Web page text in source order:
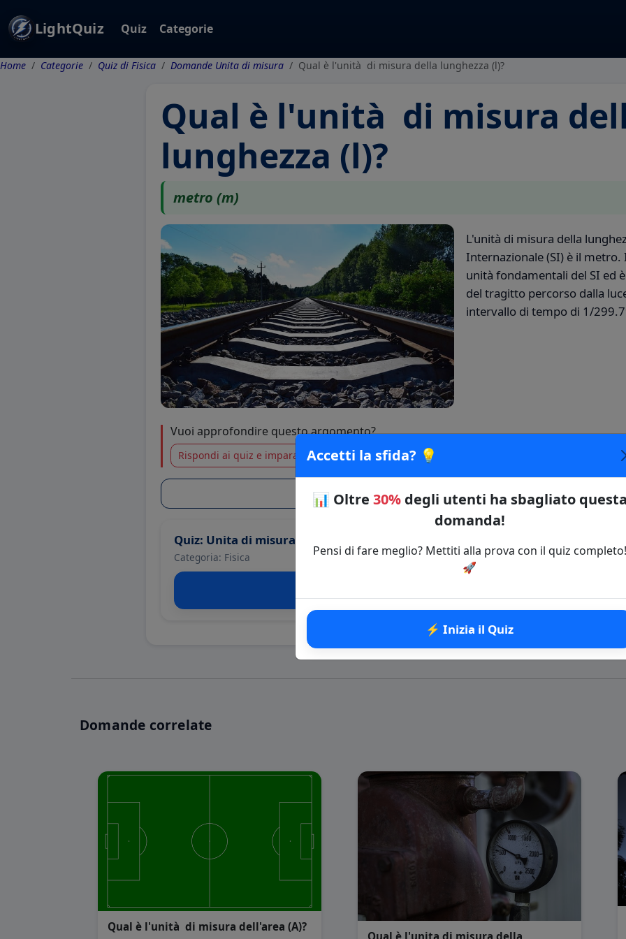
LightQuiz Quiz Categorie
Home Categorie Quiz di Fisica Domande Unita di misura Qual è l'unità di misura della lunghezza (l)?
Accetti la sfida? 💡
📊 Oltre 30%degli utenti ha sbagliato
domanda!
Pensi di fare meglio? Mettiti alla prova con il quiz completo!
🚀
⚡ Inizia il Quiz
Qual è l'unità di misura
lunghezza (l)?
metro (m)
L'unità di misura della
Internazionale (SI) è il
unità fondamentali del SI ed
del tragitto percorso dalla
intervallo di tempo di 1/
Vuoi approfondire questo argomento?
Rispondi ai quiz e impara di più!
🔗 Copia il link della domanda
Quiz: Unita di misura
Categoria: Fisica
Domande correlate
Qual è l'unità di misura dell'area (A)?